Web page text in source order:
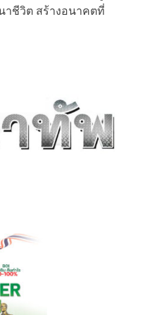
ชีวิต สร้างอนาคตที่